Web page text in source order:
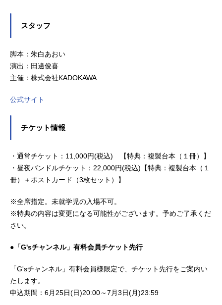
スタッフ
脚本：朱白あおい
演出：田邊俊喜
主催：株式会社KADOKAWA
公式サイト
チケット情報
・通常チケット：11,000円(税込) 【特典：複製台本（１冊）】
・昼夜バンドルチケット：22,000円(税込)【特典：複製台本（１
冊）＋ポストカード（3枚セット）】
※全席指定。未就学児の入場不可。
※特典の内容は変更になる可能性がございます。予めご了承くだ
さい。
●「G'sチャンネル」有料会員チケット先行
「G'sチャンネル」有料会員様限定で、チケット先行をご案内い
たします。
申込期間：6月25日(日)20:00～7月3日(月)23:59